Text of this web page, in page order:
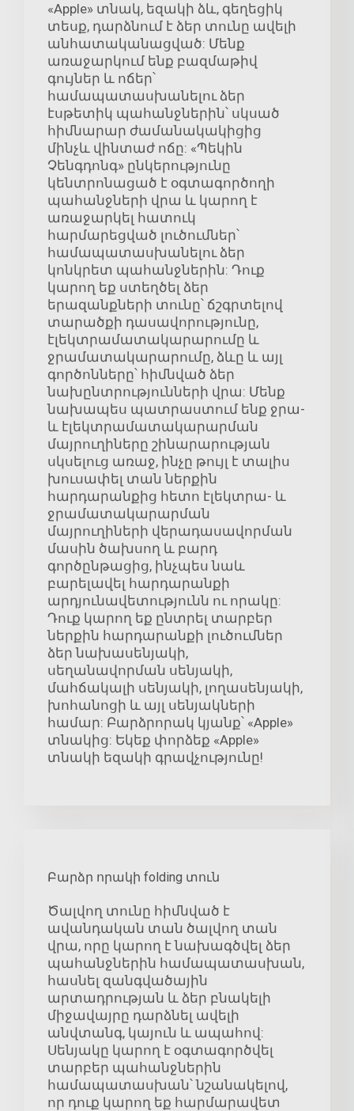
«Apple» տնակ, եզակի ձև, գեղեցիկ
տեսք, դարձնում է ձեր տունը ավելի
անհատականացված: Մենք
առաջարկում ենք բազմաթիվ
գույներ և ոճեր՝
համապատասխանելու ձեր
էսթետիկ պահանջներին՝ սկսած
հիմնարար ժամանակակիցից
մինչև վինտաժ ոճը: «Պեկին
Չենգդոնգ» ընկերությունը
կենտրոնացած է օգտագործողի
պահանջների վրա և կարող է
առաջարկել հատուկ
հարմարեցված լուծումներ՝
համապատասխանելու ձեր
կոնկրետ պահանջներին: Դուք
կարող եք ստեղծել ձեր
երազանքների տունը՝ ճշգրտելով
տարածքի դասավորությունը,
էլեկտրամատակարարումը և
ջրամատակարարումը, ձևը և այլ
գործոնները՝ հիմնված ձեր
նախընտրությունների վրա: Մենք
նախապես պատրաստում ենք ջրա-
և էլեկտրամատակարարման
մայրուղիները շինարարության
սկսելուց առաջ, ինչը թույլ է տալիս
խուսափել տան ներքին
հարդարանքից հետո էլեկտրա- և
ջրամատակարարման
մայրուղիների վերադասավորման
մասին ծախսող և բարդ
գործընթացից, ինչպես նաև
բարելավել հարդարանքի
արդյունավետությունն ու որակը:
Դուք կարող եք ընտրել տարբեր
ներքին հարդարանքի լուծումներ
ձեր նախասենյակի,
սեղանավորման սենյակի,
մահճակալի սենյակի, լողասենյակի,
խոհանոցի և այլ սենյակների
համար: Բարձրորակ կյանք՝ «Apple»
տնակից: Եկեք փորձեք «Apple»
տնակի եզակի գրավչությունը!
Բարձր որակի folding տուն
Ծալվող տունը հիմնված է
ավանդական տան ծալվող տան
վրա, որը կարող է նախագծվել ձեր
պահանջներին համապատասխան,
հասնել զանգվածային
արտադրության և ձեր բնակելի
միջավայրը դարձնել ավելի
անվտանգ, կայուն և ապահով:
Սենյակը կարող է օգտագործվել
տարբեր պահանջներին
համապատասխան՝ նշանակելով,
որ դուք կարող եք հարմարավետ